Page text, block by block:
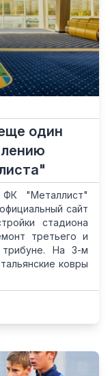
один
ФК "Металлист"
сайт
стадиона
третьего и
трибуне. На 3-м
ковры